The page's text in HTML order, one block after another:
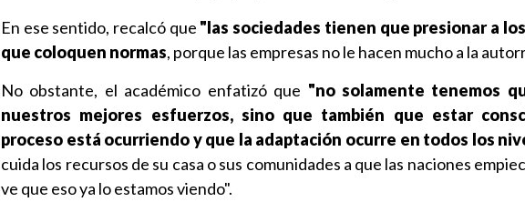
En ese sentido, recalcó que "las sociedades tienen que presionar a
que coloquen normas, porque las empresas no le hacen mucho a la
No obstante, el académico enfatizó que "no solamente tenemos
nuestros mejores esfuerzos, sino que también que estar
proceso está ocurriendo y que la adaptación ocurre en todos los
cuida los recursos de su casa o sus comunidades a que las naciones
ve que eso ya lo estamos viendo".